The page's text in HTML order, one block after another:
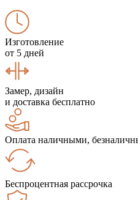
Изготовление
от 5 дней
Замер, дизайн
и доставка бесплатно
Оплата наличными,
Беспроцентная рассрочка